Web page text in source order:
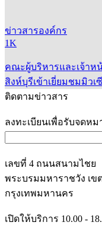
ข่าวสารองค์กร
1K
คณะผู้บริหารและเจ้าห
สิงห์บุรีเข้าเยี่ยมชมมิวเ
ติดตามข่าวสาร
ลงทะเบียนเพื่อรับจดหม
เลขที่ 4 ถนนสนามไชย
พระบรมมหาราชวัง เข
กรุงเทพมหานคร
เปิดให้บริการ 10.00 -